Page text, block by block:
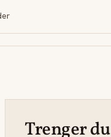
Trenger du